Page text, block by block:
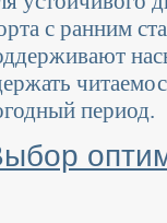
с ранним
период.